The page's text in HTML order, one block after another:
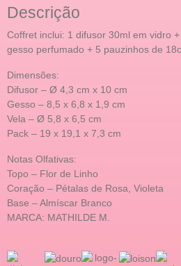
Descrição
Coffret inclui: 1 difusor 30ml em vidro
gesso perfumado + 5 pauzinhos de
Dimensões:
Difusor – Ø 4,3 cm x 10 cm
Gesso – 8,5 x 6,8 x 1,9 cm
Vela – Ø 5,8 x 6,5 cm
Pack – 19 x 19,1 x 7,3 cm
Notas Olfativas:
Topo – Flor de Linho
Coração – Pétalas de Rosa, Violeta
Base – Almíscar Branco
MARCA: MATHILDE M.